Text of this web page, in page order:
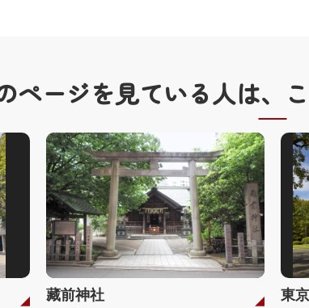
ページを見ている人は、
藏前神社 東